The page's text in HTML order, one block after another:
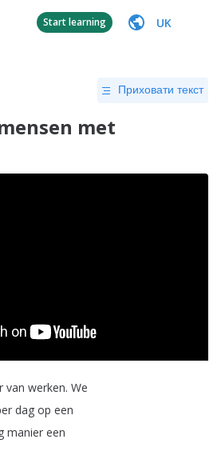
Start learning UK
Приховати текст
met
van werken. We
dag op een
manier een